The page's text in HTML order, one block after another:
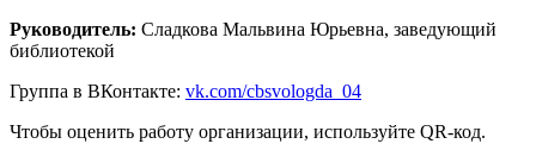
Руководитель: Сладкова Мальвина Юрьевна, заведующий
библиотекой
Группа в ВКонтакте: vk.com/cbsvologda_04
Чтобы оценить работу организации, используйте QR-код.